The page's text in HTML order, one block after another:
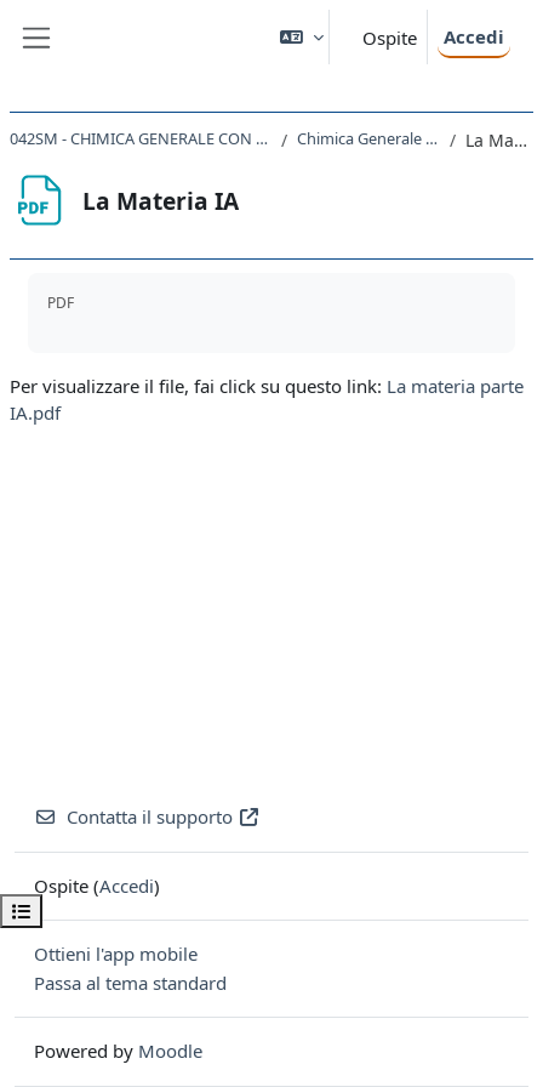
Ospite Accedi
Apri indice del corso
042SM - CHIMICA GENERALE CON LABORATORIO 2021 Chimica Generale - Prima parte La Materia IA
La Materia IA
PDF
Per visualizzare il file, fai click su questo link: La materia parte
IA.pdf
Contatta il supporto
Ospite (Accedi)
Ottieni l'app mobile
Passa al tema standard
Powered by Moodle